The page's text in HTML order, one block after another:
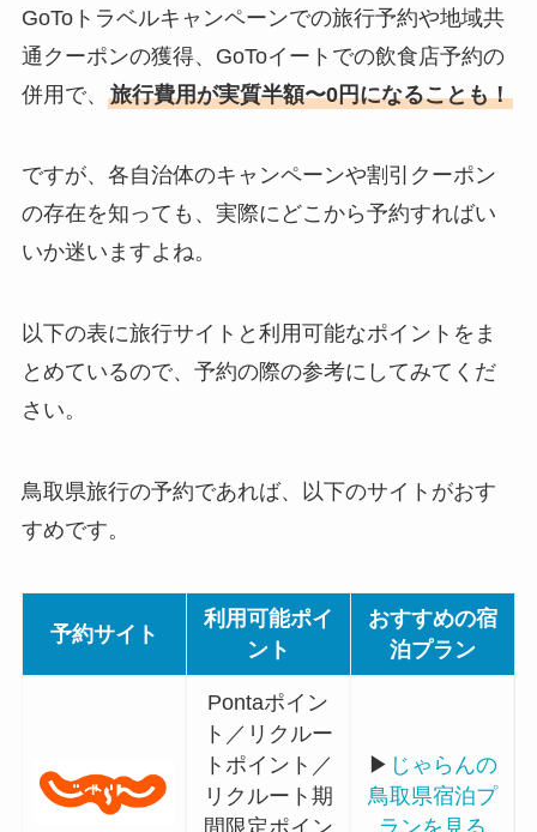
GoToトラベルキャンペーンでの旅行予約や地域共
通クーポンの獲得、GoToイートでの飲食店予約の
併用で、 旅行費用が実質半額〜0円になることも！
ですが、各自治体のキャンペーンや割引クーポン
の存在を知っても、実際にどこから予約すればい
いか迷いますよね。
以下の表に旅行サイトと利用可能なポイントをま
とめているので、予約の際の参考にしてみてくだ
さい。
鳥取県旅行の予約であれば、以下のサイトがおす
すめです。
予約サイト
利用可能ポイ
ント
おすすめの宿
泊プラン
Pontaポイン
ト／リクルー
トポイント／
リクルート期
間限定ポイン
▶ じゃらんの
鳥取県宿泊プ
ランを見る